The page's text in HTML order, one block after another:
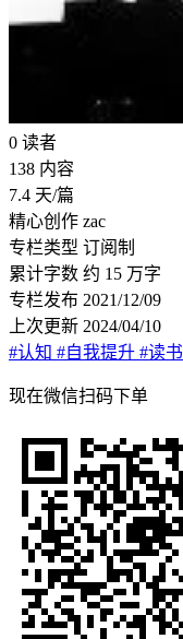
0 读者
138 内容
7.4 天/篇
精心创作 zac
专栏类型 订阅制
累计字数 约 15 万字
专栏发布 2021/12/09
上次更新 2024/04/10
#认知 #自我提升 #读书
现在微信扫码下单